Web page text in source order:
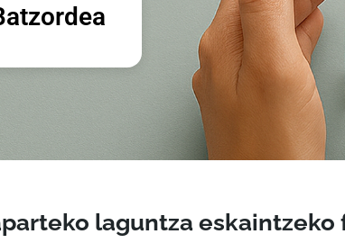
laguntza eskaintzeko